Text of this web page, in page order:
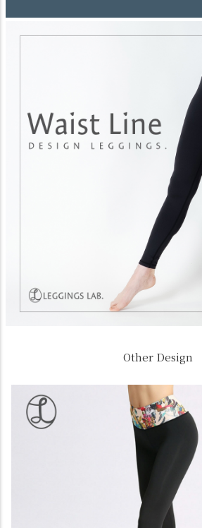
Other Design